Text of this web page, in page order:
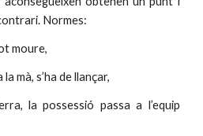
Normes:
moure,
mà, s’ha de llançar,
la possessió passa a l’equip